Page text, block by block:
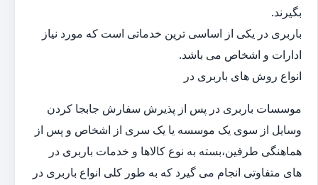
بگیرند.
باربری در یکی از اساسی ترین خدماتی است که مورد نیاز
ادارات و اشخاص می باشد.
انواع روش های باربری در
موسسات باربری در پس از پذیرش سفارش جابجا کردن
وسایل از سوی یک موسسه یا یک سری از اشخاص و پس از
هماهنگی طرفین،بسته به نوع کالاها و خدمات باربری در
های متفاوتی انجام می گیرد که به طور کلی انواع باربری در